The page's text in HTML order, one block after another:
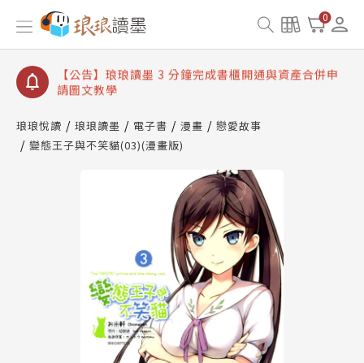
0
【公告】琅琅讀墨數位閱讀資產合併與書櫃開通申請
【公告】琅琅讀墨書櫃開通常見問題
【公告】琅琅讀墨 3 分鐘完成書櫃開通與資產合併申
請圖文教學
查詢
【公告】琅琅讀墨數位閱讀資產合併與書櫃開通申請
琅琅悅讀 琅琅讀墨 電子書 漫畫
戀愛故事
變態王子與不笑貓(03)(漫畫版)